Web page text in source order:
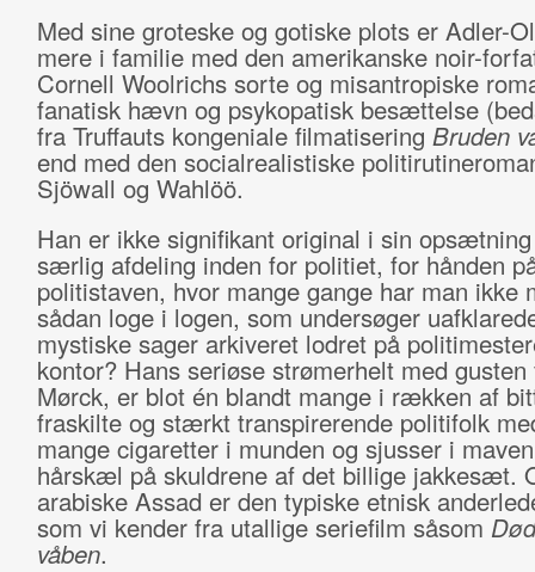
Med sine groteske og gotiske plots er Adler-
mere i familie med den amerikanske noir-
Cornell Woolrichs sorte og misantropiske
fanatisk hævn og psykopatisk besættelse
fra Truffauts kongeniale filmatisering Bruden
end med den socialrealistiske
Sjöwall og Wahlöö.
Han er ikke signifikant original i sin
særlig afdeling inden for politiet, for hånden
politistaven, hvor mange gange har man ikke
sådan loge i logen, som undersøger
mystiske sager arkiveret lodret på
kontor? Hans seriøse strømerhelt med
Mørck, er blot én blandt mange i rækken af
fraskilte og stærkt transpirerende politifolk
mange cigaretter i munden og sjusser i
hårskæl på skuldrene af det billige jakkesæt.
arabiske Assad er den typiske etnisk
som vi kender fra utallige seriefilm såsom
våben.